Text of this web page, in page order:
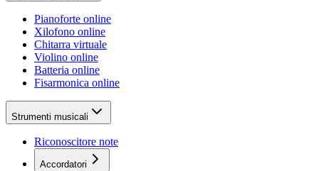
Pianoforte online
Xilofono online
Chitarra virtuale
Violino online
Batteria online
Fisarmonica online
Strumenti musicali
Riconoscitore note
Accordatori